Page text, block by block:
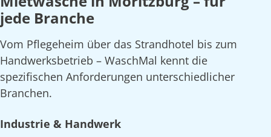
jede Branche
Vom Pflegeheim über das Strandhotel bis zum
Handwerksbetrieb – WaschMal kennt die
spezifischen Anforderungen unterschiedlicher
Branchen.
Industrie & Handwerk